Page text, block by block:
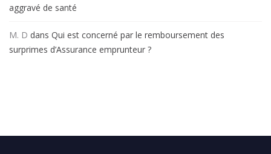
aggravé de santé
M. D dans Qui est concerné par le remboursement des
surprimes d’Assurance emprunteur ?